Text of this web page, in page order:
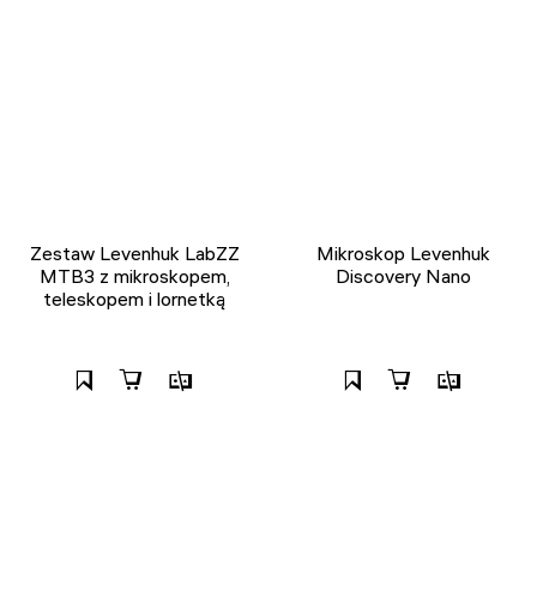
Zestaw Levenhuk LabZZ
MTB3 z mikroskopem,
teleskopem i lornetką
Mikroskop Levenhuk
Discovery Nano